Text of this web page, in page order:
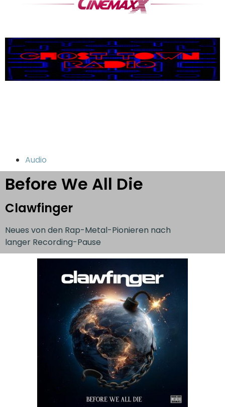
Audio
Before We All Die
Clawfinger
Neues von den Rap-Metal-Pionieren nach
langer Recording-Pause